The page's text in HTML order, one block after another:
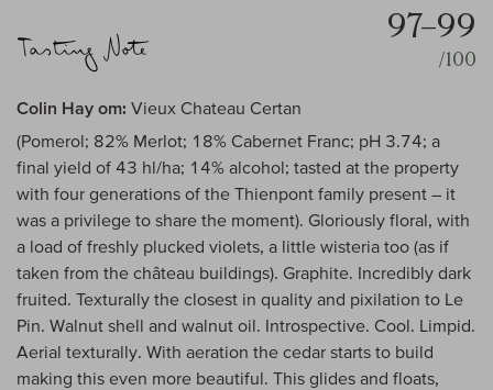
97–99
/100
Colin Hay om: Vieux Chateau Certan
(Pomerol; 82% Merlot; 18% Cabernet Franc; pH 3.74; a
final yield of 43 hl/ha; 14% alcohol; tasted at the property
with four generations of the Thienpont family present – it
was a privilege to share the moment). Gloriously floral, with
a load of freshly plucked violets, a little wisteria too (as if
taken from the château buildings). Graphite. Incredibly dark
fruited. Texturally the closest in quality and pixilation to Le
Pin. Walnut shell and walnut oil. Introspective. Cool. Limpid.
Aerial texturally. With aeration the cedar starts to build
making this even more beautiful. This glides and floats,